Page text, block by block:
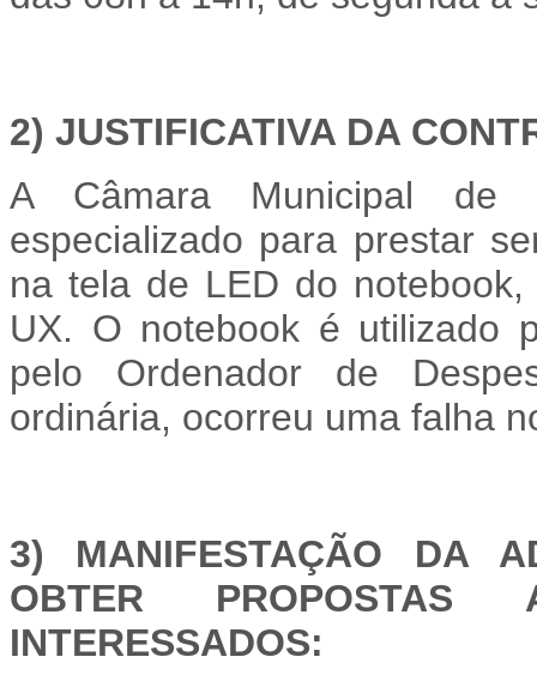
2) JUSTIFICATIVA DA
A Câmara Municipal de
especializado para prestar
na tela de LED do
UX. O notebook é utilizado
pelo Ordenador de
ordinária, ocorreu uma falha
3) MANIFESTAÇÃO DA
OBTER PROPOSTAS
INTERESSADOS: